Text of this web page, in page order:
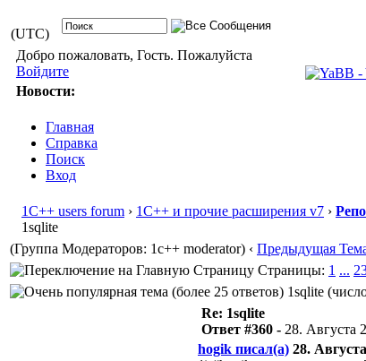
(UTC)
Добро пожаловать, Гость. Пожалуйста
Войдите
Новости:
Главная
Справка
Поиск
Вход
1С++ users forum › 1С++ и прочие расширения v7 ›
1sqlite
(Группа Модераторов: 1c++ moderator) ‹ Предыдущая
Страницы: 1 ...
1sqlite
Re: 1sqlite
Ответ #360 - 28. Августа
hogik писал(а) 28.